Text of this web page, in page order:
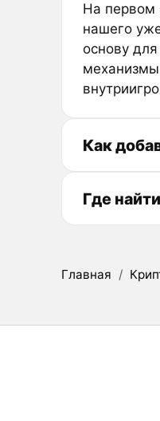
На первом
нашего
основу
механизмы
Как
Где
Главная /